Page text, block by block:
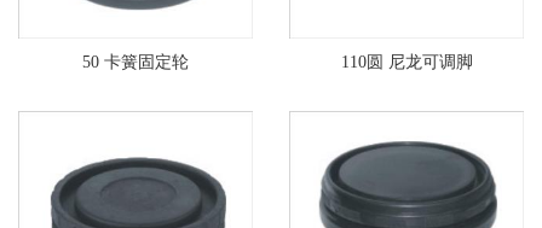
50 卡簧固定轮 110圆 尼龙可调脚